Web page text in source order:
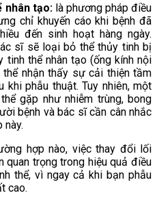
nhân tạo:là phương pháp điều
chỉ khuyến cáo khi bệnh đã
đến sinh hoạt hàng ngày.
sĩ sẽ loại bỏ thể thủy tinh bị
thể nhân tạo (ống kính nội
thể nhận thấy sự cải thiện tầm
phẫu thuật. Tuy nhiên, một
gặp như nhiễm trùng, bong
bệnh và bác sĩ cần cân nhắc
này.
hợp nào, việc thay đổi lối
trọng trong hiệu quả điều
thể, vì ngay cả khi bạn phẫu
cao.